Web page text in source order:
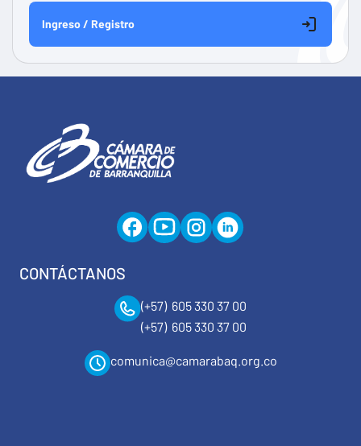
Ingreso / Registro
CONTÁCTANOS
(+57) 605 330 37 00
(+57) 605 330 37 00
comunica@camarabaq.org.co